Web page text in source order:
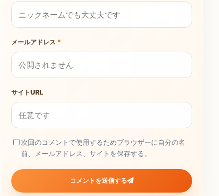
メールアドレス *
サイトURL
次回のコメントで使用するためブラウザーに自分の名
前、メールアドレス、サイトを保存する。
コメントを送信する